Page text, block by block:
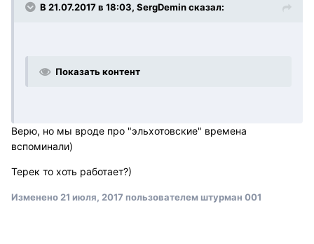
В 21.07.2017 в 18:03, SergDemin сказал:
Показать контент
Верю, но мы вроде про "эльхотовские" времена
вспоминали)
Терек то хоть работает?)
Изменено21 июля, 2017 пользователем штурман 001